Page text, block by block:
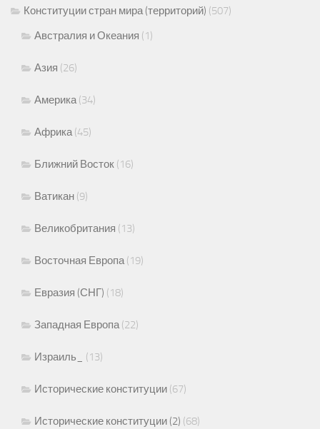
Конституции стран мира (территорий) (507)
Австралия и Океания (1)
Азия (26)
Америка(34)
Африка(45)
Ближний Восток (16)
Ватикан (9)
Великобритания (13)
Восточная Европа(19)
Евразия (СНГ) (18)
Западная Европа(22)
Израиль_ (13)
Исторические конституции (67)
Исторические конституции (2) (68)